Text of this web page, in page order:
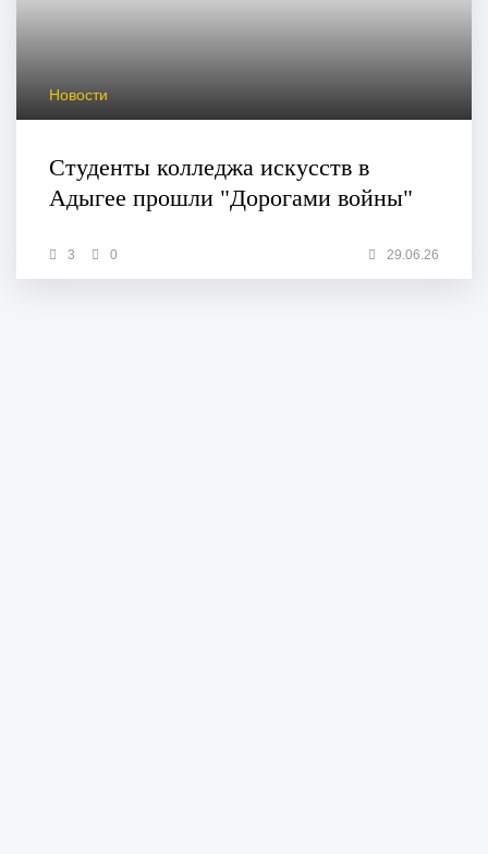
Новости
Студенты колледжа искусств в
Адыгее прошли "Дорогами войны"
3 0 29.06.26